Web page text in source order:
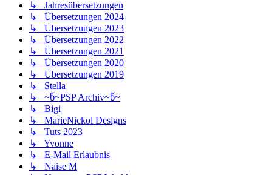
↳ Jahresübersetzungen
↳ Übersetzungen 2024
↳ Übersetzungen 2023
↳ Übersetzungen 2022
↳ Übersetzungen 2021
↳ Übersetzungen 2020
↳ Übersetzungen 2019
↳ Stella
↳ ~წ~PSP Archiv~წ~
↳ Bigi
↳ MarieNickol Designs
↳ Tuts 2023
↳ Yvonne
↳ E-Mail Erlaubnis
↳ Naise M